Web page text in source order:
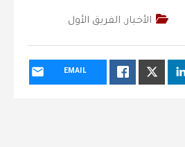
الأخبار, الفريق الأول
EMAIL